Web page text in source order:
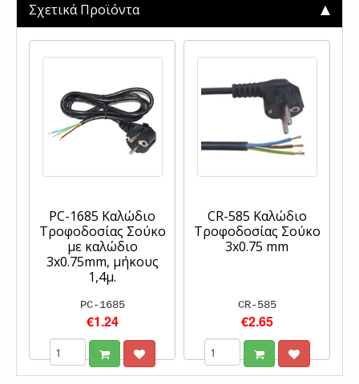
Σχετικά Προϊόντα
PC-1685 Καλώδιο
Τροφοδοσίας Σούκο
με καλώδιο
3x0.75mm, μήκους
1,4μ.
PC-1685
€1.24
CR-585 Καλώδιο
Τροφοδοσίας Σούκο
3x0.75 mm
CR-585
€2.65